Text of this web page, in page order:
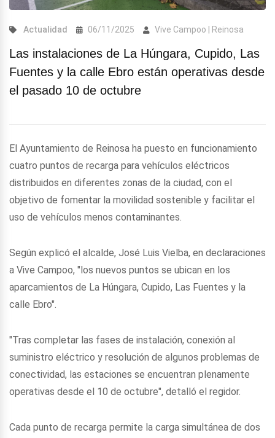
Actualidad 06/11/2025 Vive Campoo | Reinosa
Las instalaciones de La Húngara, Cupido, Las
Fuentes y la calle Ebro están operativas desde
el pasado 10 de octubre
El Ayuntamiento de Reinosa ha puesto en funcionamiento
cuatro puntos de recarga para vehículos eléctricos
distribuidos en diferentes zonas de la ciudad, con el
objetivo de fomentar la movilidad sostenible y facilitar el
uso de vehículos menos contaminantes.
Según explicó el alcalde, José Luis Vielba, en declaraciones
a Vive Campoo, "los nuevos puntos se ubican en los
aparcamientos de La Húngara, Cupido, Las Fuentes y la
calle Ebro".
"Tras completar las fases de instalación, conexión al
suministro eléctrico y resolución de algunos problemas de
conectividad, las estaciones se encuentran plenamente
operativas desde el 10 de octubre", detalló el regidor.
Cada punto de recarga permite la carga simultánea de dos